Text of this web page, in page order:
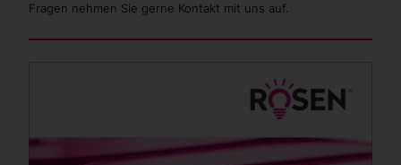
Fragen nehmen Sie gerne Kontakt mit uns auf.